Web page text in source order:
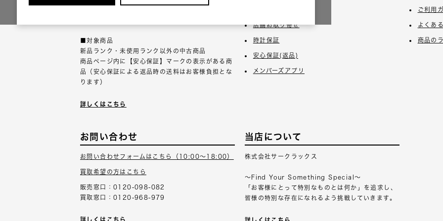
■対象商品
新品ランク・未使用ランク以外の中古商品
商品ページ内に【安心保証】マークの表示がある商
品（安心保証による返品時の送料はお客様負担とな
ります）
詳しくはこちら
店舗お取り寄せ
時計保証
安心保証(返品)
メンバーズアプリ
ご利用
よくあ
商品の
お問い合わせ
お問い合わせフォームはこちら（10:00～18:00）
買取希望の方はこちら
販売窓口：0120-098-082
買取窓口：0120-968-979
詳しくはこちら
当店について
株式会社サークラックス
～Find Your Something Special～
「お客様にとって特別なものとは何か」を追求し、
皆様の特別な存在になれるよう挑戦していきます。
詳しくはこちら